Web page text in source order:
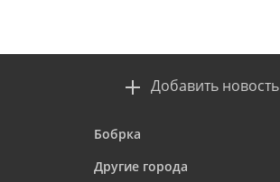
Добавить новость
Бобрка
Другие города